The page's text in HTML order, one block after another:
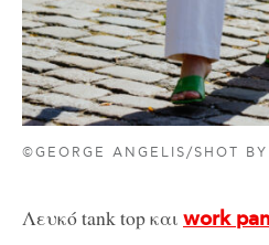
©GEORGE ANGELIS/SHOT
Λευκό tank top και work